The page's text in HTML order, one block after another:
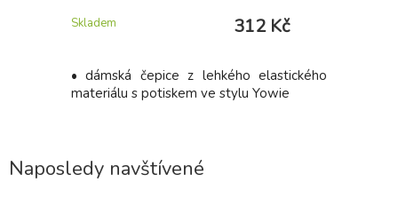
Skladem 312 Kč
• dámská čepice z lehkého elastického
materiálu s potiskem ve stylu Yowie
Naposledy navštívené